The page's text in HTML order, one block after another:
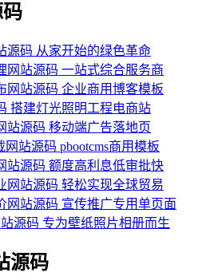
源码 从家开始的绿色革命
网站源码 一站式综合服务商
网站源码 企业商用博客模板
搭建灯光照明工程电商站
站源码 移动端广告落地页
站源码 pbootcms商用模板
站源码 额度高利息低审批快
网站源码 轻松实现全球贸易
网站源码 宣传推广专用单页面
源码 专为壁纸照片相册而生
源码